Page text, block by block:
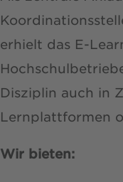
erhielt das E-
Disziplin auch in
Lernplattformen
Wir bieten: